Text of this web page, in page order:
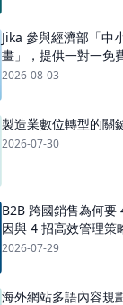
Jika 參與經濟部「中
畫」，提供一對一免
2026-08-03
製造業數位轉型的關
2026-07-30
B2B 跨國銷售為何要
因與 4 招高效管理策
2026-07-29
海外網站多語內容規